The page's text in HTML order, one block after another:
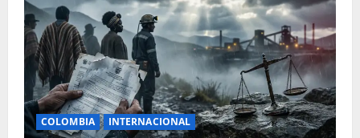
COLOMBIA INTERNACIONAL